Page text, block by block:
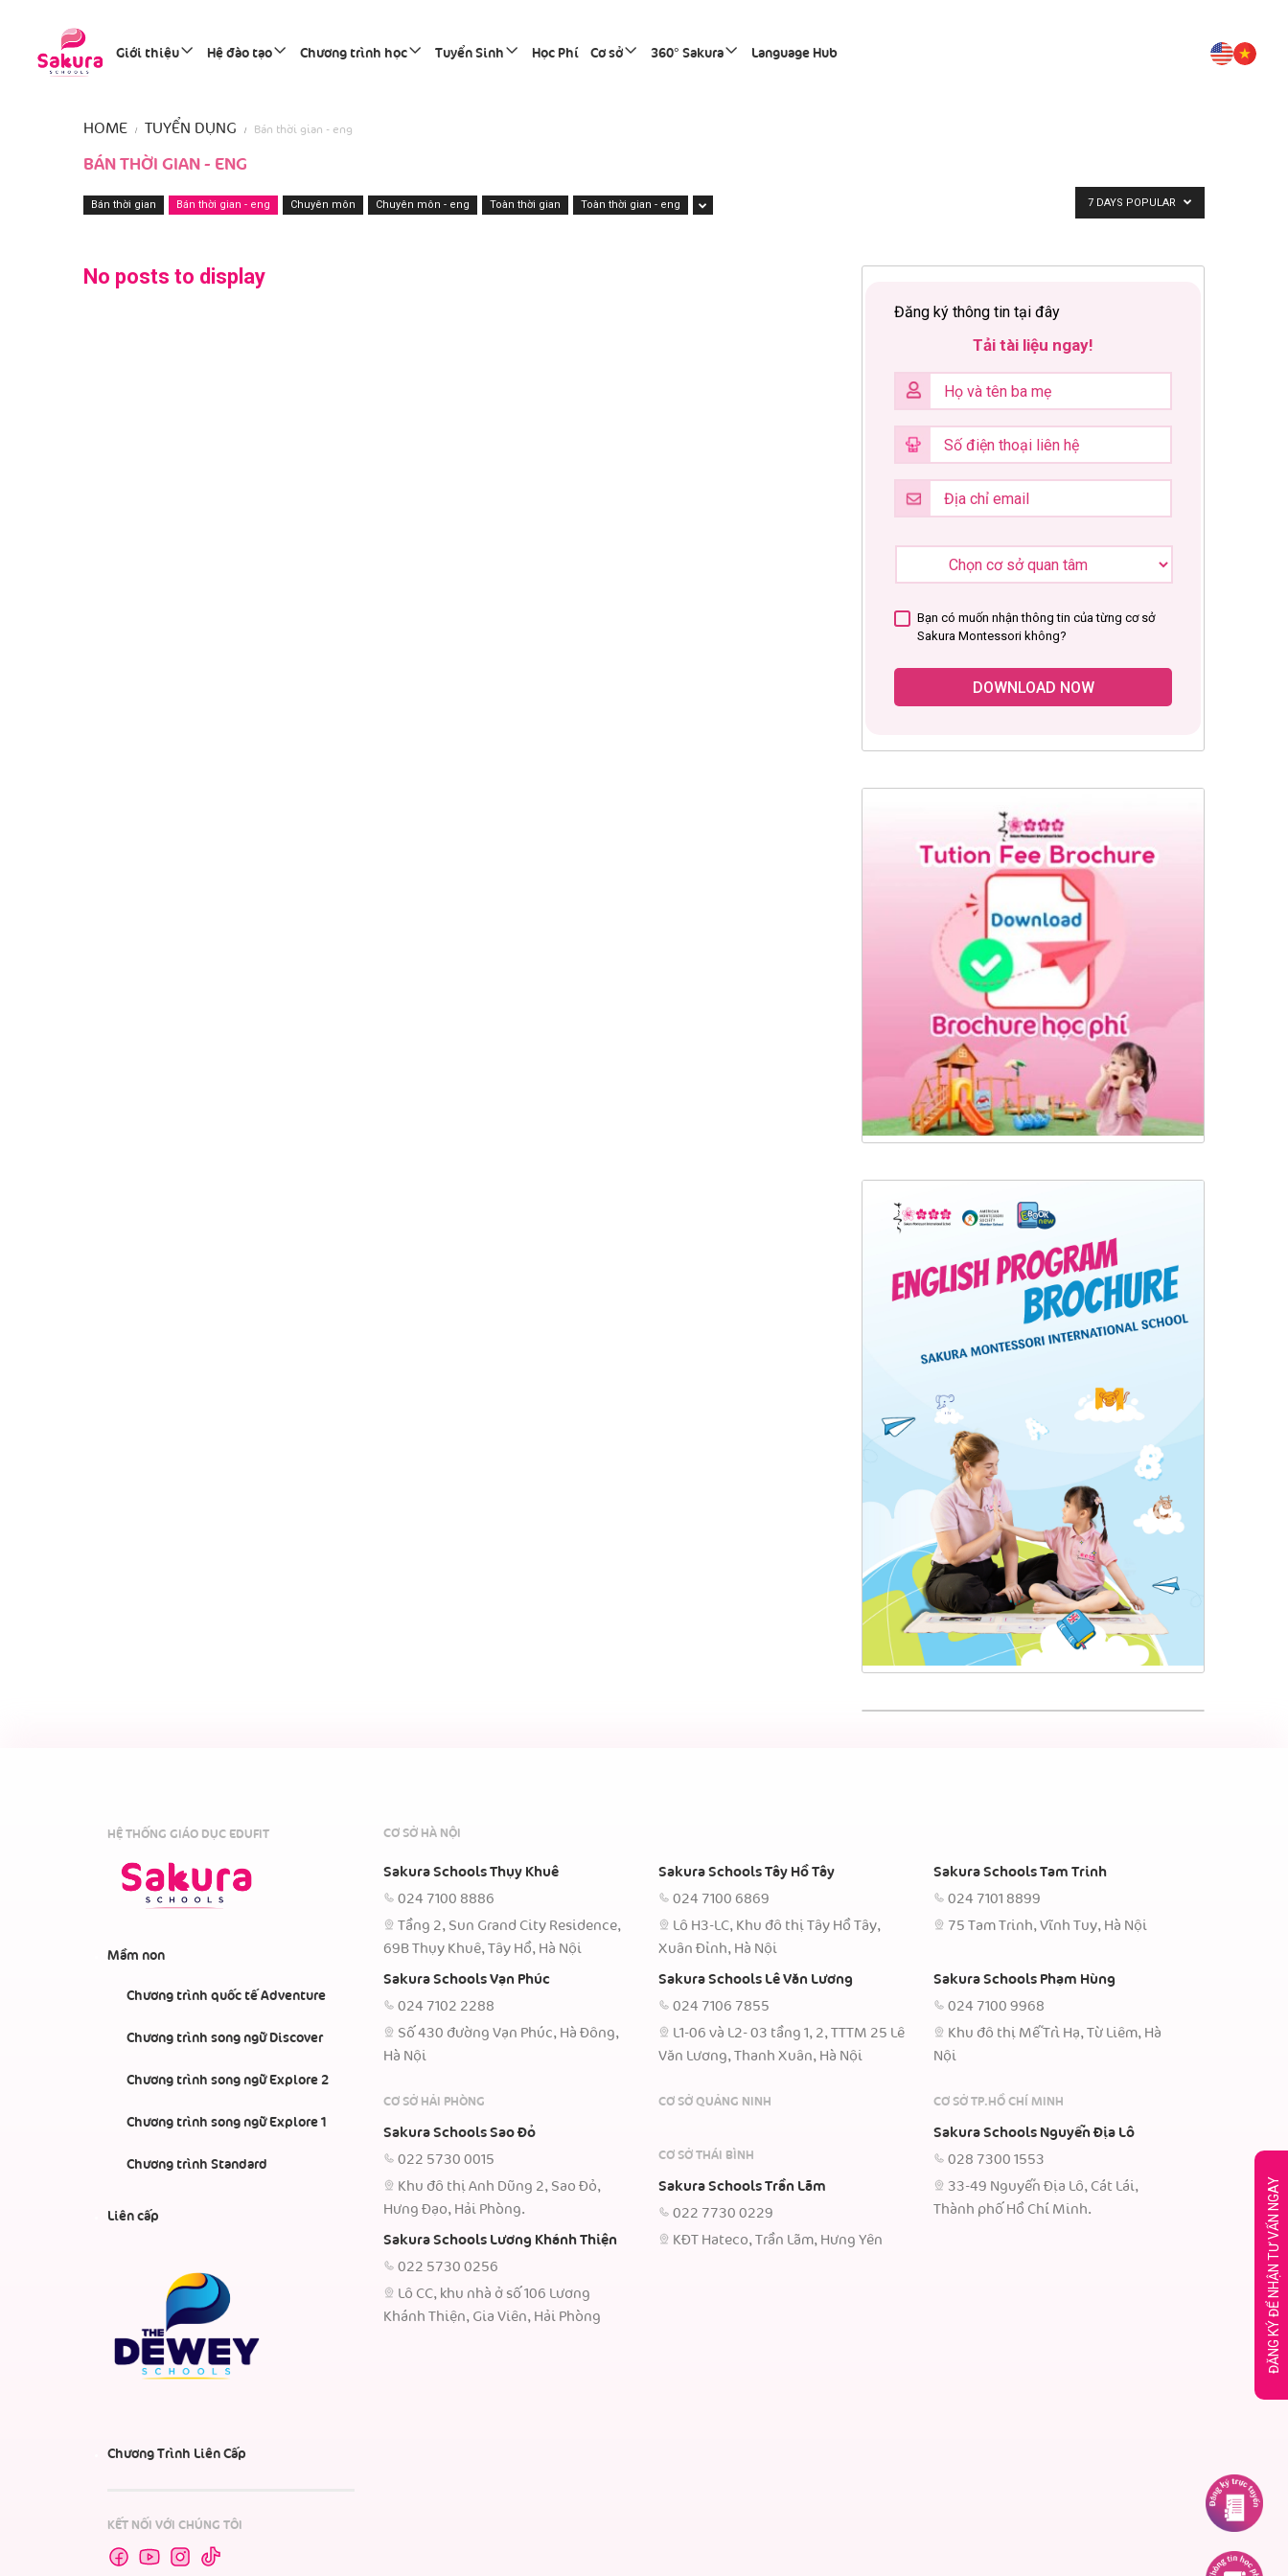
Giới thiệu Hệ đào tạo Chương trình học Tuyển Sinh Học Phí Cơ sở 360° Sakura Language Hub
HOME TUYỂN DỤNG Bán thời gian - eng
BÁN THỜI GIAN - ENG
Bán thời gian Bán thời gian - eng Chuyên môn Chuyên môn - eng Toàn thời gian Toàn thời gian - eng 7 DAYS POPULAR
No posts to display
Đăng ký thông tin tại đây
Tải tài liệu ngay!
Bạn có muốn nhận thông tin của từng cơ sở
Sakura Montessori không?
HỆ THỐNG GIÁO DỤC EDUFIT
Mầm non
Chương trình quốc tế Adventure
Chương trình song ngữ Discover
Chương trình song ngữ Explore 2
Chương trình song ngữ Explore 1
Chương trình Standard
Liên cấp
Chương Trình Liên Cấp
KẾT NỐI VỚI CHÚNG TÔI
CƠ SỞ HÀ NỘI
Sakura Schools Thụy Khuê
024 7100 8886
Tầng 2, Sun Grand City Residence,
69B Thụy Khuê, Tây Hồ, Hà Nội
Sakura Schools Tây Hồ Tây
024 7100 6869
Lô H3-LC, Khu đô thị Tây Hồ Tây,
Xuân Đỉnh, Hà Nội
Sakura Schools Tam Trinh
024 7101 8899
75 Tam Trinh, Vĩnh Tuy, Hà Nội
Sakura Schools Vạn Phúc
024 7102 2288
Số 430 đường Vạn Phúc, Hà Đông,
Hà Nội
Sakura Schools Lê Văn Lương
024 7106 7855
L1-06 và L2- 03 tầng 1, 2, TTTM 25 Lê
Văn Lương, Thanh Xuân, Hà Nội
Sakura Schools Phạm Hùng
024 7100 9968
Khu đô thị Mễ Trì Hạ, Từ Liêm, Hà
Nội
CƠ SỞ HẢI PHÒNG
Sakura Schools Sao Đỏ
022 5730 0015
Khu đô thị Anh Dũng 2, Sao Đỏ,
Hưng Đạo, Hải Phòng.
Sakura Schools Lương Khánh Thiện
022 5730 0256
Lô CC, khu nhà ở số 106 Lương
Khánh Thiện, Gia Viên, Hải Phòng
CƠ SỞ QUẢNG NINH
CƠ SỞ THÁI BÌNH
Sakura Schools Trần Lãm
022 7730 0229
KĐT Hateco, Trần Lãm, Hưng Yên
CƠ SỞ TP.HỒ CHÍ MINH
Sakura Schools Nguyễn Địa Lô
028 7300 1553
33-49 Nguyễn Địa Lô, Cát Lái,
Thành phố Hồ Chí Minh.
ĐĂNG KÝ ĐỂ NHẬN TƯ VẤN NGAY